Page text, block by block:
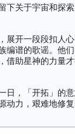
下关于宇宙和探
展开一段段扣人
编谱的歌谣。他
借助星神的力量
日，「开拓」的
力，艰难地修复